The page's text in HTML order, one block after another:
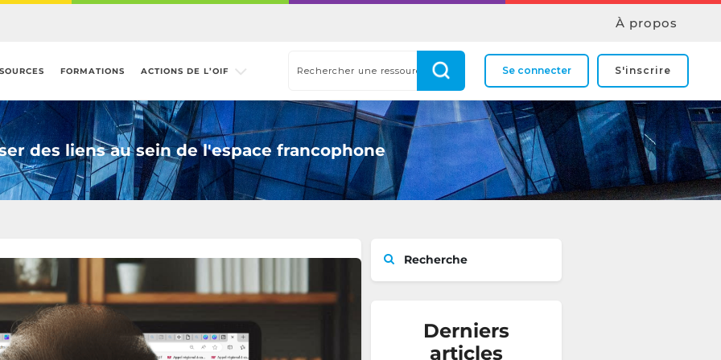
À propos
FORMATIONS ACTIONS DE L’OIF Se connecter S'inscrire
des liens au sein de l'espace francophone
Recherche
Derniers
articles